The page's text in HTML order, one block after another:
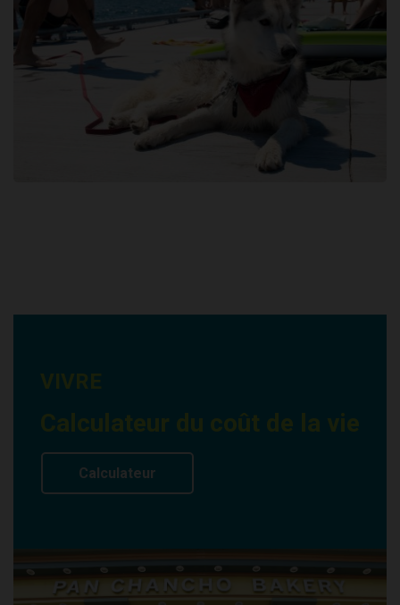
VIVRE
Calculateur du coût de la vie
Calculateur